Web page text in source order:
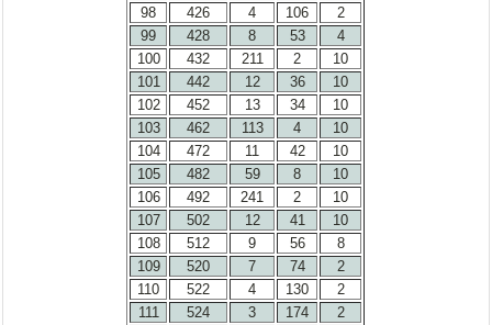
98
426 4 106
2
99
428 8 53
4
100
432 211 2
10
101
442 12 36
10
102
452 13 34
10
103
462 113 4
10
104
472 11 42
10
105
482 59 8
10
106
492 241 2
10
107
502 12 41
10
108
512 9 56
8
109
520 7 74
2
110
522 4 130
2
111
524 3 174
2